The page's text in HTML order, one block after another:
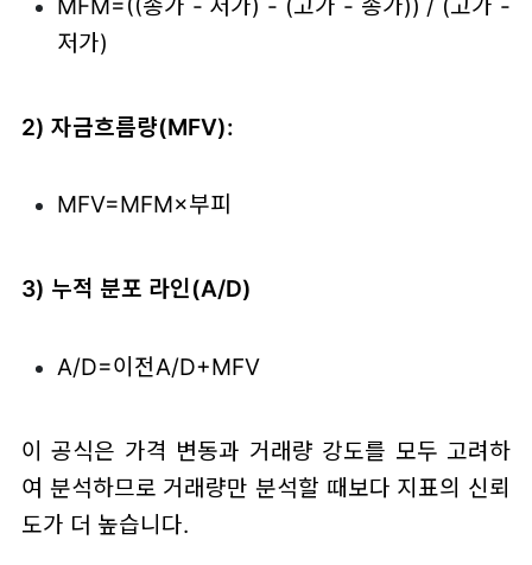
MFM=((종가 - 저가) - (고가 - 종가)) / (고가 -
저가)
2) 자금흐름량(MFV):
MFV=MFM×부피
3) 누적 분포 라인(A/D)
A/D=이전A/D+MFV
이 공식은 가격 변동과 거래량 강도를 모두 고려하
여 분석하므로 거래량만 분석할 때보다 지표의 신뢰
도가 더 높습니다.